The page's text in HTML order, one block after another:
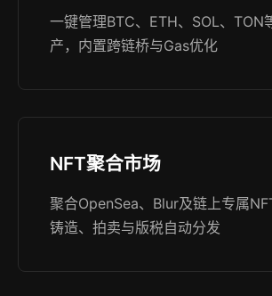
一键管理BTC、ETH、SOL、TON
产，内置跨链桥与Gas优化
NFT聚合市场
聚合OpenSea、Blur及链上专属
铸造、拍卖与版税自动分发